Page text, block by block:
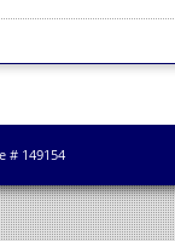
# 149154